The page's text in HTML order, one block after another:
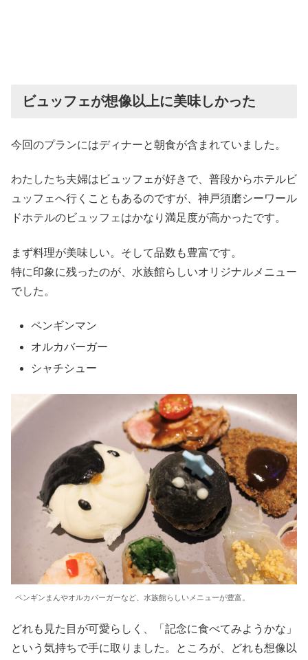
ビュッフェが想像以上に美味しかった
今回のプランにはディナーと朝食が含まれていました。
わたしたち夫婦はビュッフェが好きで、普段からホテルビ
ュッフェへ行くこともあるのですが、神戸須磨シーワール
ドホテルのビュッフェはかなり満足度が高かったです。
まず料理が美味しい。そして品数も豊富です。
特に印象に残ったのが、水族館らしいオリジナルメニュー
でした。
ペンギンマン
オルカバーガー
シャチシュー
ペンギンまんやオルカバーガーなど、水族館らしいメニューが豊富。
どれも見た目が可愛らしく、「記念に食べてみようかな」
という気持ちで手に取りました。ところが、どれも想像以